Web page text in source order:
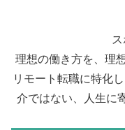
理想の働き方を、理
リモート転職に特化
介ではない、人生に